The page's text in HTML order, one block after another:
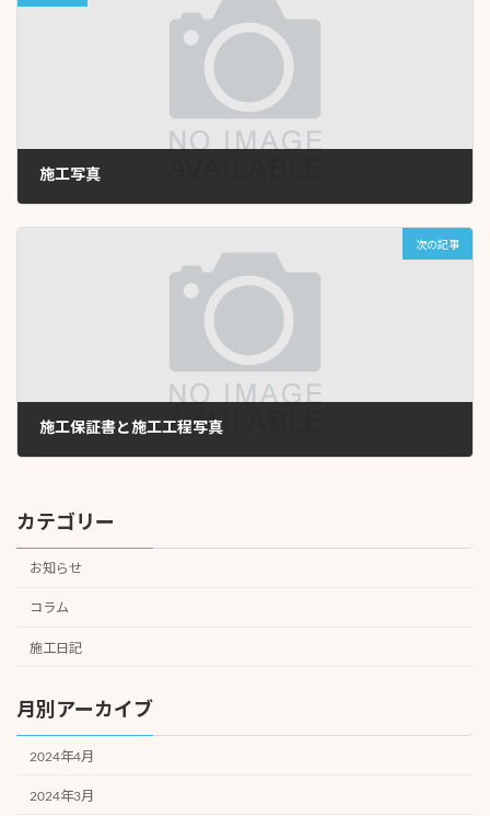
施工写真
次の記事
施工保証書と施工工程写真
カテゴリー
お知らせ
コラム
施工日記
月別アーカイブ
2024年4月
2024年3月